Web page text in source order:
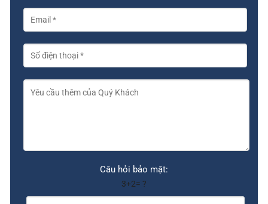
Câu hỏi bảo mật:
3+2= ?